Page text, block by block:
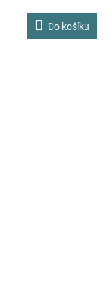
Do košíku